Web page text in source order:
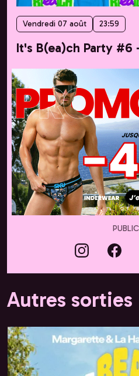
Vendredi 07 août 23:59
It's B(ea)ch Party #6
Autres sorties